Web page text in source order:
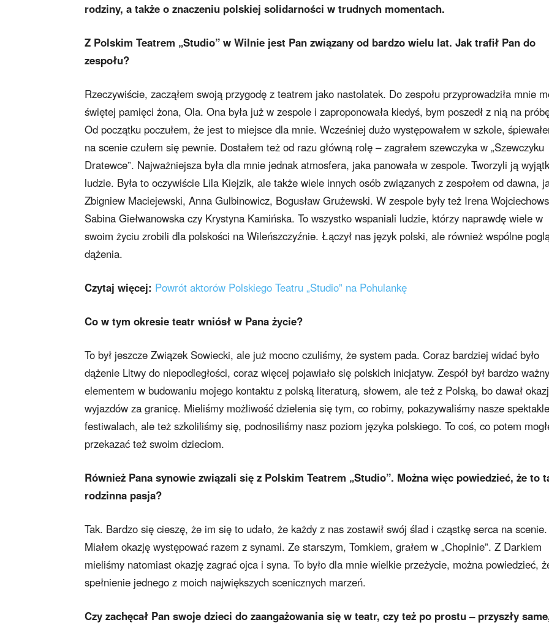
rodziny, a także o znaczeniu polskiej solidarności w trudnych momentach.
Z Polskim Teatrem „Studio” w Wilnie jest Pan związany od bardzo wielu lat. Jak trafił Pan do
zespołu?
Rzeczywiście, zacząłem swoją przygodę z teatrem jako nastolatek. Do zespołu przyprowadziła mnie
świętej pamięci żona, Ola. Ona była już w zespole i zaproponowała kiedyś, bym poszedł z nią na
Od początku poczułem, że jest to miejsce dla mnie. Wcześniej dużo występowałem w szkole,
na scenie czułem się pewnie. Dostałem też od razu główną rolę – zagrałem szewczyka w „Szewczyku
Dratewce”. Najważniejsza była dla mnie jednak atmosfera, jaka panowała w zespole. Tworzyli ją
ludzie. Była to oczywiście Lila Kiejzik, ale także wiele innych osób związanych z zespołem od dawna,
Zbigniew Maciejewski, Anna Gulbinowicz, Bogusław Grużewski. W zespole były też Irena
Sabina Giełwanowska czy Krystyna Kamińska. To wszystko wspaniali ludzie, którzy naprawdę wiele w
swoim życiu zrobili dla polskości na Wileńszczyźnie. Łączył nas język polski, ale również wspólne
dążenia.
Czytaj więcej: Powrót aktorów Polskiego Teatru „Studio” na Pohulankę
Co w tym okresie teatr wniósł w Pana życie?
To był jeszcze Związek Sowiecki, ale już mocno czuliśmy, że system pada. Coraz bardziej widać było
dążenie Litwy do niepodległości, coraz więcej pojawiało się polskich inicjatyw. Zespół był bardzo
elementem w budowaniu mojego kontaktu z polską literaturą, słowem, ale też z Polską, bo dawał
wyjazdów za granicę. Mieliśmy możliwość dzielenia się tym, co robimy, pokazywaliśmy nasze
festiwalach, ale też szkoliliśmy się, podnosiliśmy nasz poziom języka polskiego. To coś, co potem
przekazać też swoim dzieciom.
Również Pana synowie związali się z Polskim Teatrem „Studio”. Można więc powiedzieć, że to
rodzinna pasja?
Tak. Bardzo się cieszę, że im się to udało, że każdy z nas zostawił swój ślad i cząstkę serca na scenie.
Miałem okazję występować razem z synami. Ze starszym, Tomkiem, grałem w „Chopinie”. Z Darkiem
mieliśmy natomiast okazję zagrać ojca i syna. To było dla mnie wielkie przeżycie, można powiedzieć,
spełnienie jednego z moich największych scenicznych marzeń.
Czy zachęcał Pan swoje dzieci do zaangażowania się w teatr, czy też po prostu – przyszły